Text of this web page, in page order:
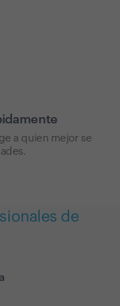
a quien mejor se
de